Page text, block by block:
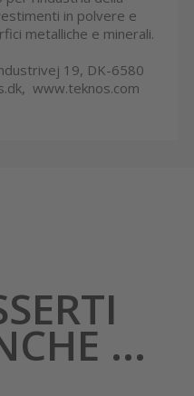
in polvere e
metalliche e minerali.
19, DK-6580
www.teknos.com
...